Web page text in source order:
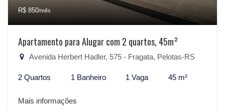
R$ 850/mês
Apartamento para Alugar com 2 quartos, 45m²
Avenida Herbert Hadler, 575 - Fragata, Pelotas-RS
2 Quartos 1 Banheiro 1 Vaga 45 m²
Mais informações